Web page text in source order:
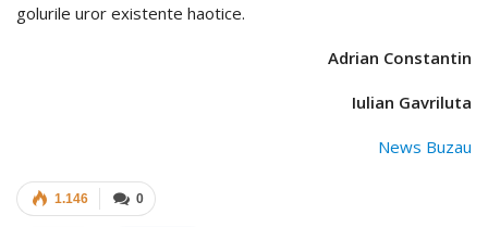
golurile uror existente haotice.
Adrian Constantin
Iulian Gavriluta
News Buzau
0
1.146